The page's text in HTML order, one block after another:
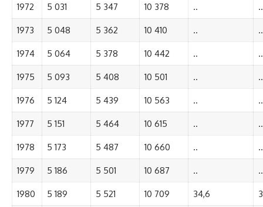
1972 5 031 5 347 10 378 .. ..
1973 5 048 5 362 10 410 .. ..
1974 5 064 5 378 10 442 .. ..
1975 5 093 5 408 10 501 .. ..
1976 5 124 5 439 10 563 .. ..
1977 5 151 5 464 10 615 .. ..
1978 5 173 5 487 10 660 .. ..
1979 5 186 5 501 10 687 .. ..
1980 5 189 5 521 10 709 34,6